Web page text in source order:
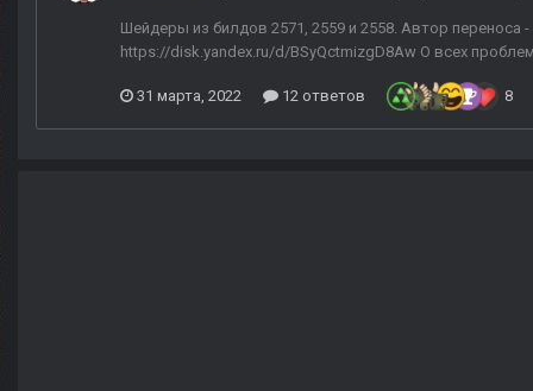
Шейдеры из билдов 2571, 2559 и 2558. Автор переноса
https://disk.yandex.ru/d/BSyQctmizgD8Aw О всех
31 марта, 2022 12 ответов 8